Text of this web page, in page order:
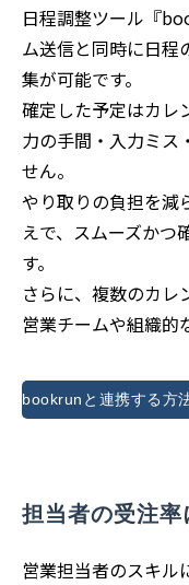
日程調整ツール『
ム送信と同時に日程
集が可能です。
確定した予定はカレ
力の手間・入力ミス
せん。
やり取りの負担を減
えで、スムーズかつ
す。
さらに、複数のカレ
営業チームや組織的
bookrunと連携する方
担当者の受注
営業担当者のスキ